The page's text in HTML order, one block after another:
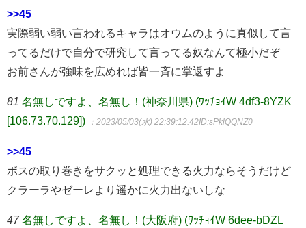
>>45
実際弱い弱い言われるキャラはオウムのように真似して言
ってるだけで自分で研究して言ってる奴なんて極小だぞ
お前さんが強味を広めれば皆一斉に掌返すよ
81 名無しですよ、名無し！(神奈川県) (ﾜｯﾁｮｲW 4df3-8YZK
[106.73.70.129])
：2023/05/03(水) 22:39:12.42ID:sPklQQNZ0
>>45
ボスの取り巻きをサクッと処理できる火力ならそうだけど
クラーラやゼーレより遥かに火力出ないしな
47 名無しですよ、名無し！(大阪府) (ﾜｯﾁｮｲW 6dee-bDZL